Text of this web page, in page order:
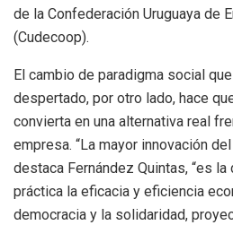
de la Confederación Uruguaya de
(Cudecoop).
El cambio de paradigma social
despertado, por otro lado, hace
convierta en una alternativa real
empresa. “La mayor innovación
destaca Fernández Quintas, “es
práctica la eficacia y eficiencia
democracia y la solidaridad,